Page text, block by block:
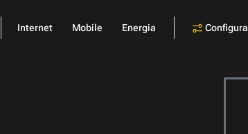
Internet Mobile Energia Configura